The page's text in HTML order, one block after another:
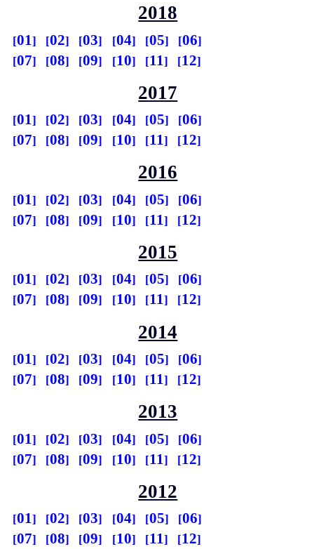
2018
01 02 03 04 05
06
07
08 09 10 11 12
2017
01 02 03 04 05
06
07
08 09 10 11 12
2016
01 02 03 04 05
06
07
08 09 10 11 12
2015
01 02 03 04 05
06
07
08 09 10 11 12
2014
01 02 03 04 05
06
07
08 09 10 11 12
2013
01 02 03 04 05
06
07
08 09 10 11 12
2012
01 02 03 04 05
06
07
08 09 10 11 12